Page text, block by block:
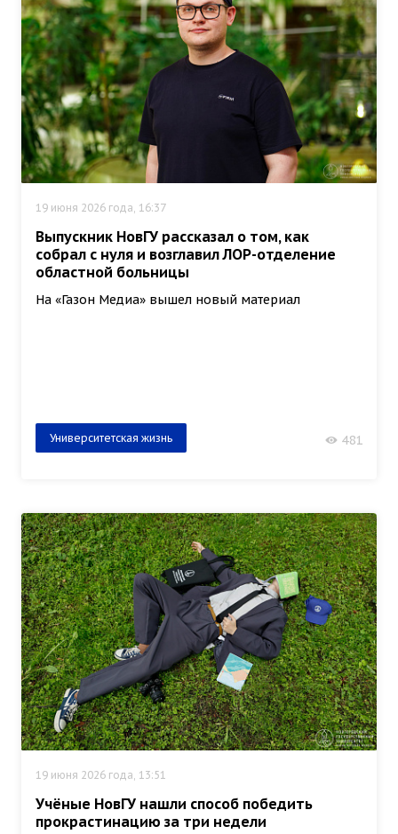
19 июня 2026 года, 16:37
Выпускник НовГУ рассказал о том, как
собрал с нуля и возглавил ЛОР-отделение
областной больницы
На «Газон Медиа» вышел новый материал
Университетская жизнь 481
19 июня 2026 года, 13:51
Учёные НовГУ нашли способ победить
прокрастинацию за три недели